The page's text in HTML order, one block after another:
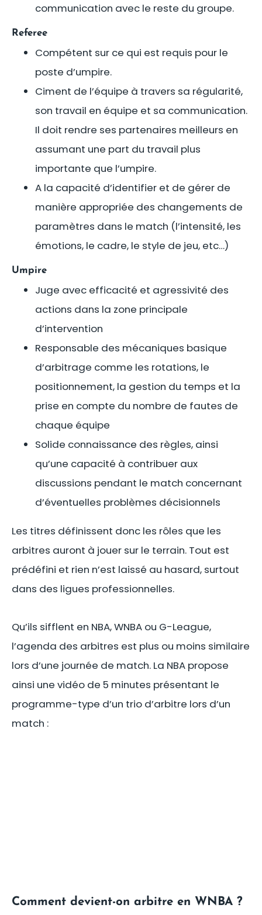
communication avec le reste du groupe.
Referee
Compétent sur ce qui est requis pour le
poste d’umpire.
Ciment de l’équipe à travers sa régularité,
son travail en équipe et sa communication.
Il doit rendre ses partenaires meilleurs en
assumant une part du travail plus
importante que l’umpire.
A la capacité d’identifier et de gérer de
manière appropriée des changements de
paramètres dans le match (l’intensité, les
émotions, le cadre, le style de jeu, etc…)
Umpire
Juge avec efficacité et agressivité des
actions dans la zone principale
d’intervention
Responsable des mécaniques basique
d’arbitrage comme les rotations, le
positionnement, la gestion du temps et la
prise en compte du nombre de fautes de
chaque équipe
Solide connaissance des règles, ainsi
qu’une capacité à contribuer aux
discussions pendant le match concernant
d’éventuelles problèmes décisionnels
Les titres définissent donc les rôles que les
arbitres auront à jouer sur le terrain. Tout est
prédéfini et rien n’est laissé au hasard, surtout
dans des ligues professionnelles.
Qu’ils sifflent en NBA, WNBA ou G-League,
l’agenda des arbitres est plus ou moins similaire
lors d’une journée de match. La NBA propose
ainsi une vidéo de 5 minutes présentant le
programme-type d’un trio d’arbitre lors d’un
match :
Comment devient-on arbitre en WNBA ?